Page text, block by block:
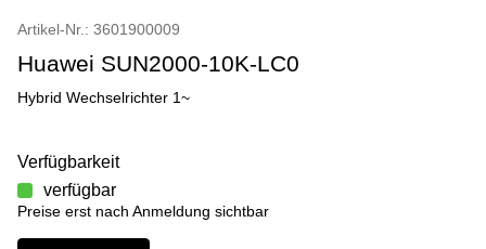
Artikel-Nr.: 3601900009
Huawei SUN2000-10K-LC0
Hybrid Wechselrichter 1~
Verfügbarkeit
verfügbar
Preise erst nach Anmeldung sichtbar